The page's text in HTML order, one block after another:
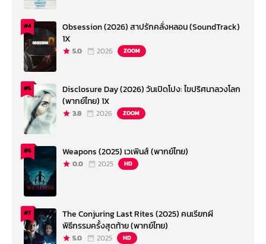
#4
Obsession (2026) สาปรักคลั่งหลอน (SoundTrack)
1X
5.0 2026 ZOOM
#5
Disclosure Day (2026) วันเปิดโปง: ไขปริศนาลวงโลก
(พากย์ไทย) 1X
3.8 2026 ZOOM
#6 Weapons (2025) เวเพินส์ (พากย์ไทย)
0.0 2025 HD
#7
The Conjuring Last Rites (2025) คนเรียกผี
พิธีกรรมครั้งสุดท้าย (พากย์ไทย)
5.0 2025 HD